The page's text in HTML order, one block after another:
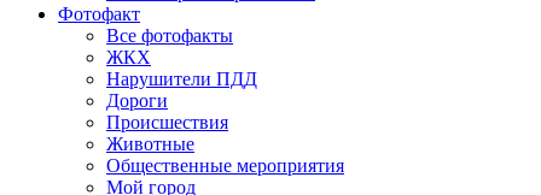
Фотофакт
Все фотофакты
ЖКХ
Нарушители ПДД
Дороги
Происшествия
Животные
Общественные мероприятия
Мой город